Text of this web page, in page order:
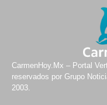
CarmenHoy.Mx – Portal
reservados por Grupo
2003.